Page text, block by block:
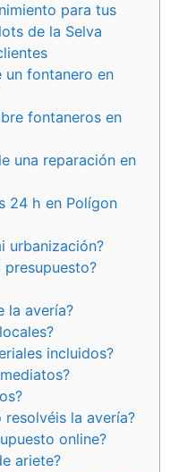
para tus
de la Selva
un fontanero en
fontaneros en
una reparación en
24 h en Polígon
urbanización?
presupuesto?
la avería?
incluidos?
la avería?
online?
ariete?